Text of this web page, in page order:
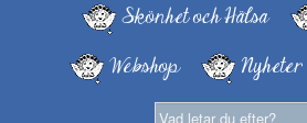
Skönhet och Hälsa
Webshop
Nyheter